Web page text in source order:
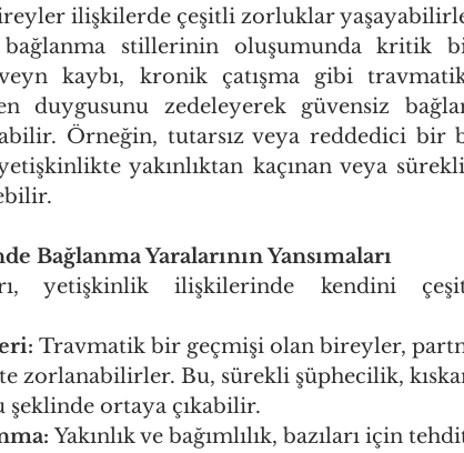
ilişkilerde çeşitli zorluklar
bağlanma stillerinin oluşumunda kritik
kaybı, kronik çatışma gibi
duygusunu zedeleyerek güvensiz
Örneğin, tutarsız veya reddedici bir
yakınlıktan kaçınan veya
Bağlanma Yaralarının Yansımaları
yetişkinlik ilişkilerinde kendini
Travmatik bir geçmişi olan bireyler,
zorlanabilirler. Bu, sürekli şüphecilik,
şeklinde ortaya çıkabilir.
Yakınlık ve bağımlılık, bazıları için